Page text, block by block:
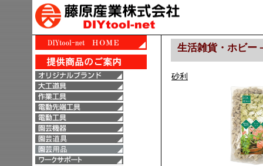
生活雑貨・ホビ
砂利